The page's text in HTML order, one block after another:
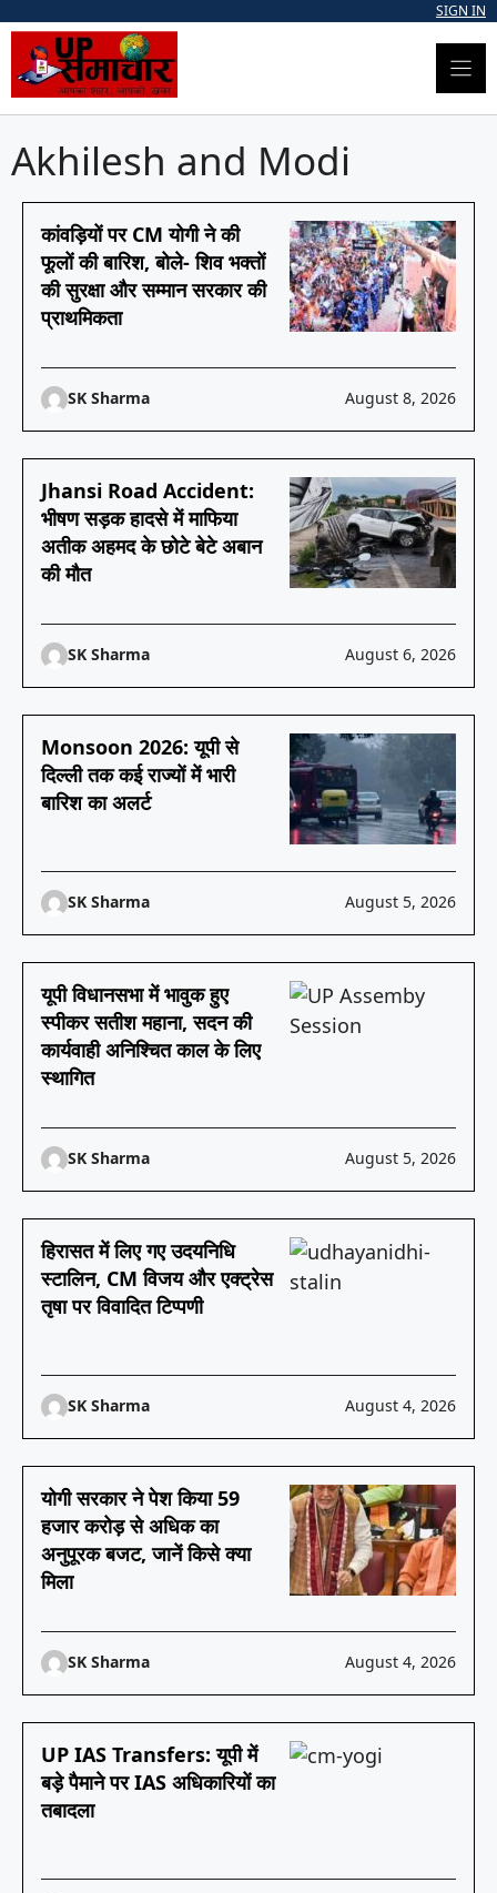
content
SIGN IN
Akhilesh and Modi
कांवड़ियों पर CM योगी ने की
फूलों की बारिश, बोले- शिव भक्तों
की सुरक्षा और सम्मान सरकार की
प्राथमिकता
SK Sharma August 8, 2026
Jhansi Road Accident:
भीषण सड़क हादसे में माफिया
अतीक अहमद के छोटे बेटे अबान
की मौत
SK Sharma August 6, 2026
Monsoon 2026: यूपी से
दिल्ली तक कई राज्यों में भारी
बारिश का अलर्ट
SK Sharma August 5, 2026
यूपी विधानसभा में भावुक हुए
स्पीकर सतीश महाना, सदन की
कार्यवाही अनिश्चित काल के लिए
स्थागित
SK Sharma August 5, 2026
हिरासत में लिए गए उदयनिधि
स्टालिन, CM विजय और एक्ट्रेस
तृषा पर विवादित टिप्पणी
SK Sharma August 4, 2026
योगी सरकार ने पेश किया 59
हजार करोड़ से अधिक का
अनुपूरक बजट, जानें किसे क्या
मिला
SK Sharma August 4, 2026
UP IAS Transfers: यूपी में
बड़े पैमाने पर IAS अधिकारियों का
तबादला